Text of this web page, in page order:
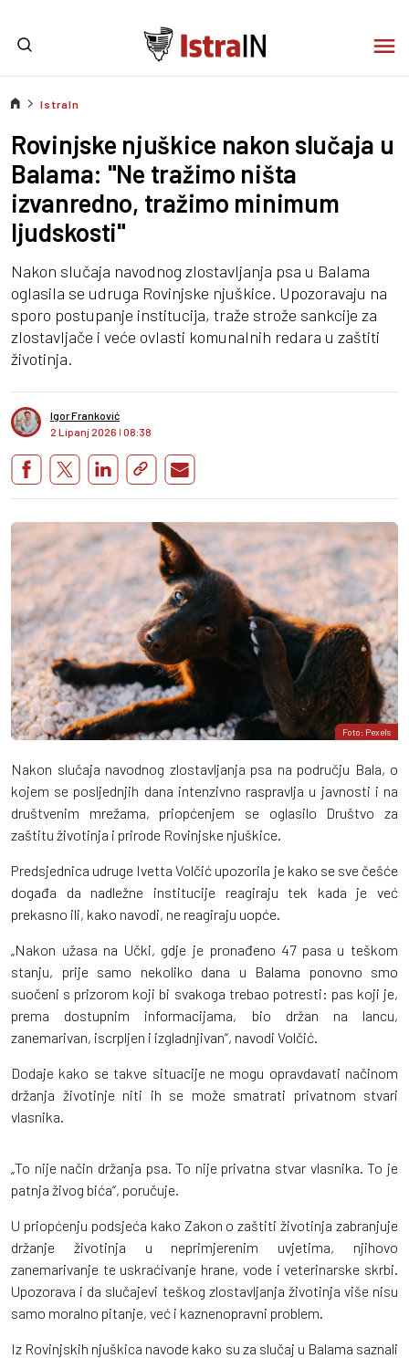
IstraIn
Rovinjske njuškice nakon slučaja u
Balama: "Ne tražimo ništa
izvanredno, tražimo minimum
ljudskosti"
Nakon slučaja navodnog zlostavljanja psa u Balama
oglasila se udruga Rovinjske njuškice. Upozoravaju na
sporo postupanje institucija, traže strože sankcije za
zlostavljače i veće ovlasti komunalnih redara u zaštiti
životinja.
Igor Franković
2 Lipanj 2026 I 08:38
Foto: Pexels
Nakon slučaja navodnog zlostavljanja psa na području Bala, o
kojem se posljednjih dana intenzivno raspravlja u javnosti i na
društvenim mrežama, priopćenjem se oglasilo Društvo za
zaštitu životinja i prirode Rovinjske njuškice.
Predsjednica udruge Ivetta Volčić upozorila je kako se sve češće
događa da nadležne institucije reagiraju tek kada je već
prekasno ili, kako navodi, ne reagiraju uopće.
„Nakon užasa na Učki, gdje je pronađeno 47 pasa u teškom
stanju, prije samo nekoliko dana u Balama ponovno smo
suočeni s prizorom koji bi svakoga trebao potresti: pas koji je,
prema dostupnim informacijama, bio držan na lancu,
zanemarivan, iscrpljen i izgladnjivan“, navodi Volčić.
Dodaje kako se takve situacije ne mogu opravdavati načinom
držanja životinje niti ih se može smatrati privatnom stvari
vlasnika.
„To nije način držanja psa. To nije privatna stvar vlasnika. To je
patnja živog bića“, poručuje.
U priopćenju podsjeća kako Zakon o zaštiti životinja zabranjuje
držanje životinja u neprimjerenim uvjetima, njihovo
zanemarivanje te uskraćivanje hrane, vode i veterinarske skrbi.
Upozorava i da slučajevi teškog zlostavljanja životinja više nisu
samo moralno pitanje, već i kaznenopravni problem.
Iz Rovinjskih njuškica navode kako su za slučaj u Balama saznali